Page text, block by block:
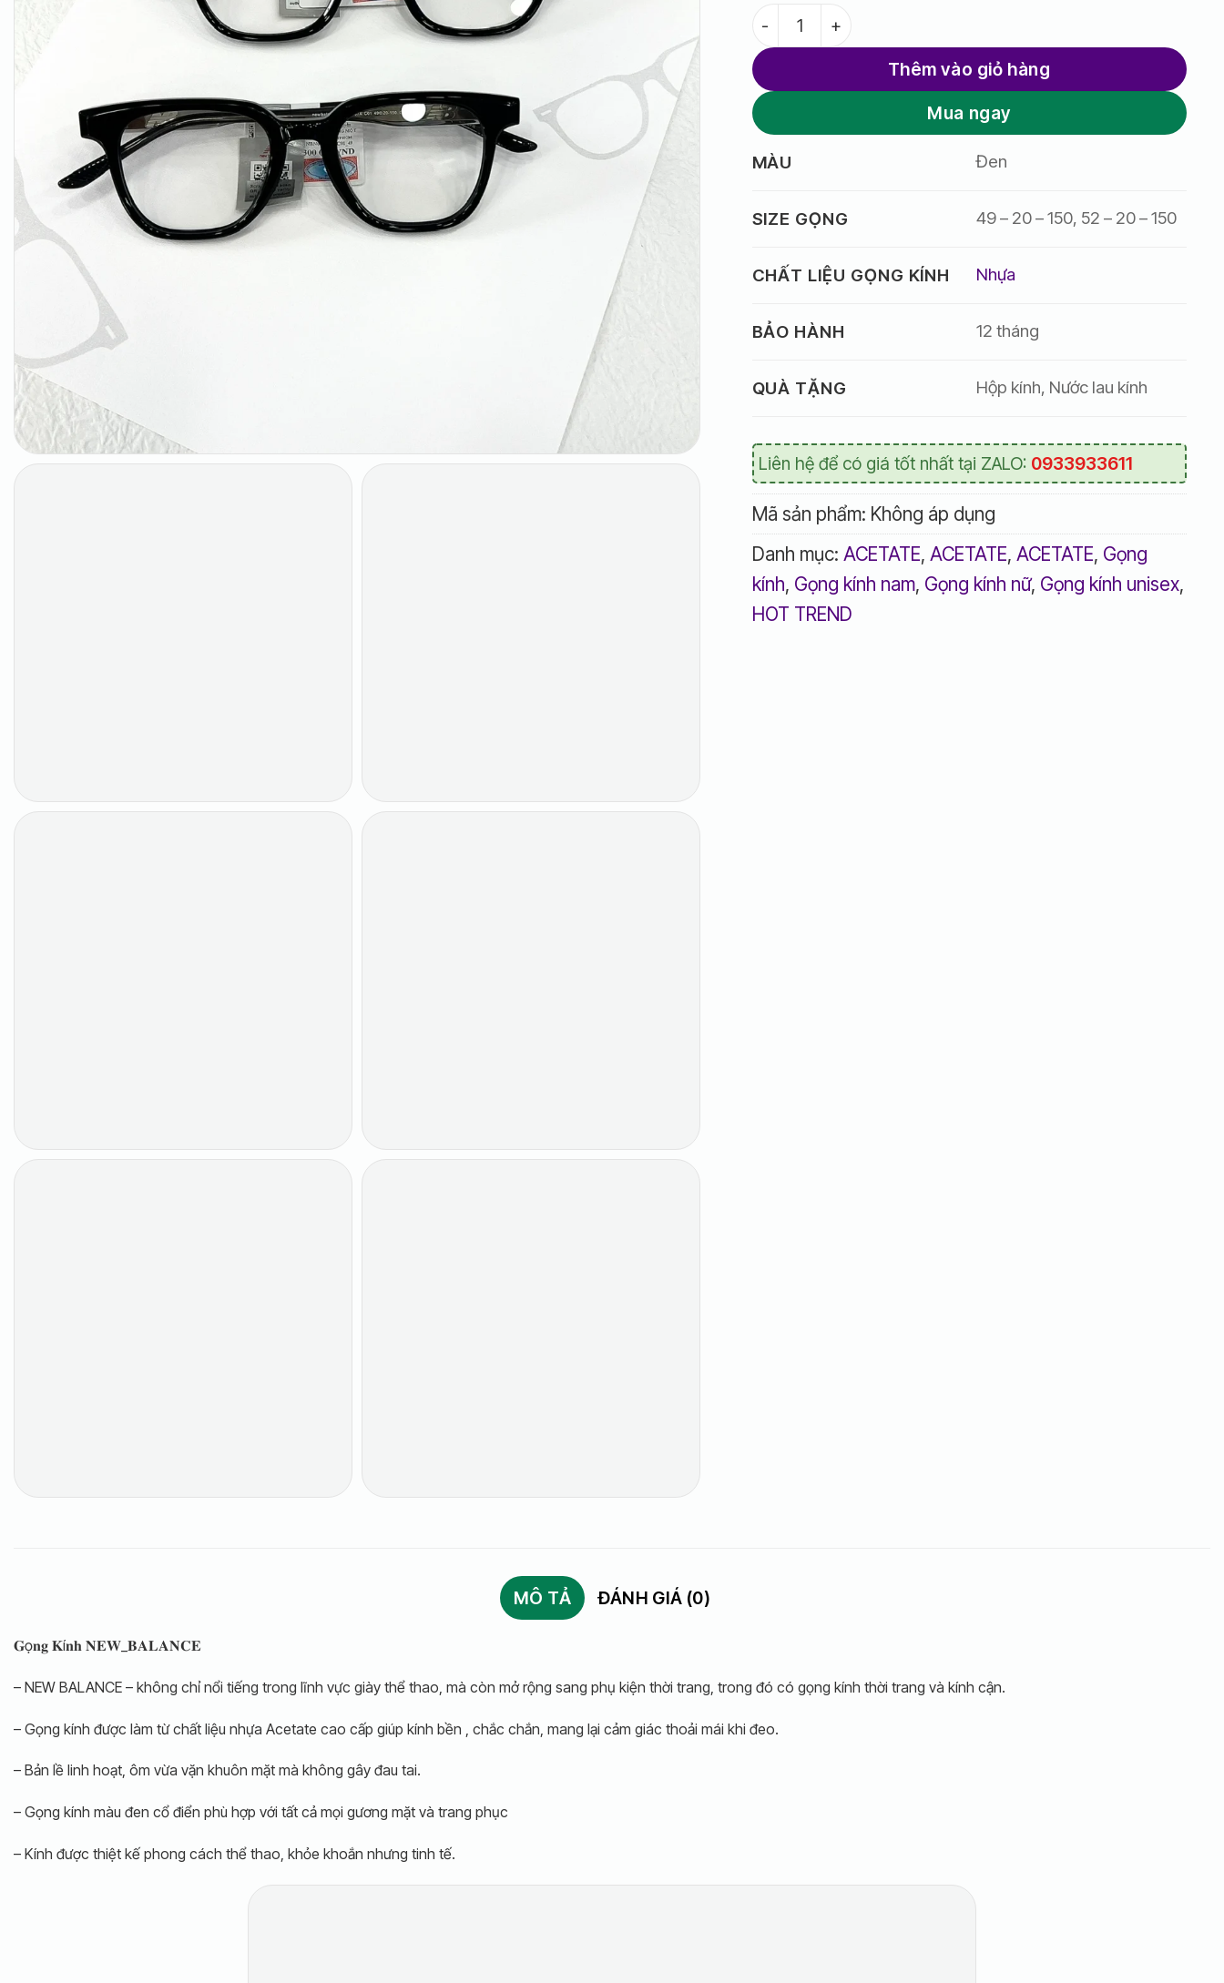
Thêm vào giỏ hàng
Mua ngay
MÀU Đen
SIZE GỌNG 49 – 20 – 150, 52 – 20 – 150
CHẤT LIỆU GỌNG KÍNH Nhựa
BẢO HÀNH 12 tháng
QUÀ TẶNG Hộp kính, Nước lau kính
Liên hệ để có giá tốt nhất tại ZALO: 0933933611
Mã sản phẩm: Không áp dụng
Danh mục: ACETATE, ACETATE, ACETATE, Gọng
kính, Gọng kính nam, Gọng kính nữ, Gọng kính unisex,
HOT TREND
MÔ TẢ ĐÁNH GIÁ (0)
𝐆ọ𝐧𝐠 𝐊í𝐧𝐡 𝐍𝐄𝐖_𝐁𝐀𝐋𝐀𝐍𝐂𝐄
– NEW BALANCE – không chỉ nổi tiếng trong lĩnh vực giày thể thao, mà còn mở rộng sang phụ kiện thời trang, trong đó có gọng kính thời trang và kính cận.
– Gọng kính được làm từ chất liệu nhựa Acetate cao cấp giúp kính bền , chắc chắn, mang lại cảm giác thoải mái khi đeo.
– Bản lề linh hoạt, ôm vừa vặn khuôn mặt mà không gây đau tai.
– Gọng kính màu đen cổ điển phù hợp với tất cả mọi gương mặt và trang phục
– Kính được thiệt kế phong cách thể thao, khỏe khoắn nhưng tinh tế.